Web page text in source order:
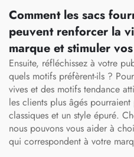
médicaux pour
infirmiers(es)
Comment les sacs
peuvent renforcer la
marque et stimuler
Ensuite, réfléchissez à votre
quels motifs préfèrent-ils ?
vives et des motifs tendance
les clients plus âgés
classiques et un style épuré.
nous pouvons vous aider à
qui correspondent à votre